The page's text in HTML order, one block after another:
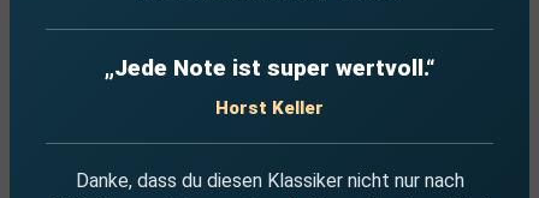
„Jede Note ist super wertvoll.“
Horst Keller
Danke, dass du diesen Klassiker nicht nur nach